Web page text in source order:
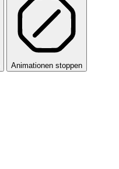
Animationen stoppen